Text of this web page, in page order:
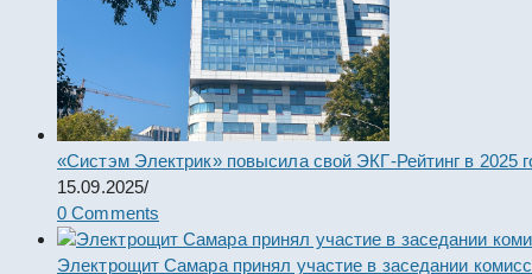
«Систэм Электрик» повысила свой ЭКГ-Рейтинг в 2025
15.09.2025/
0 Comments
Электрощит Самара принял участие в заседании